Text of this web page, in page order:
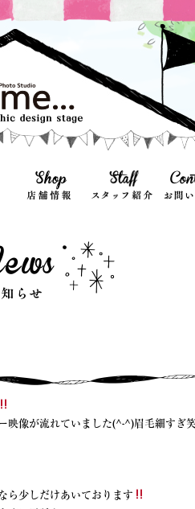
映像が流れていました(^-^)眉毛細すぎ笑
ら少しだけあいております